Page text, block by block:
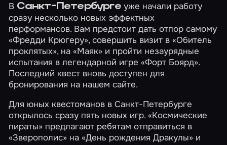
В Санкт-Петербургеуже начали работу
сразу несколько новых эффектных
перформансов. Вам предстоит дать отпор самому
«Фредди Крюгеру», совершить визит в«Обитель
проклятых», на«Маяк» и пройти незаурядные
испытания в легендарной игре«Форт Боярд».
Последний квест вновь доступен для
бронирования на нашем сайте.
Для юных квестоманов в Санкт-Петербурге
открылось сразу пять новых игр.«Космические
пираты» предлагают ребятам отправиться в
«Зверополис» на«День рождения Дракулы» и